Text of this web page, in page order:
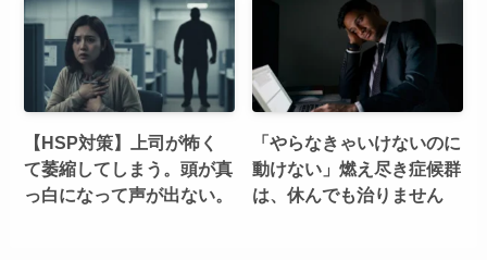
【HSP対策】上司が怖く
て萎縮してしまう。頭が真
っ白になって声が出ない。
「やらなきゃいけないのに
動けない」燃え尽き症候群
は、休んでも治りません